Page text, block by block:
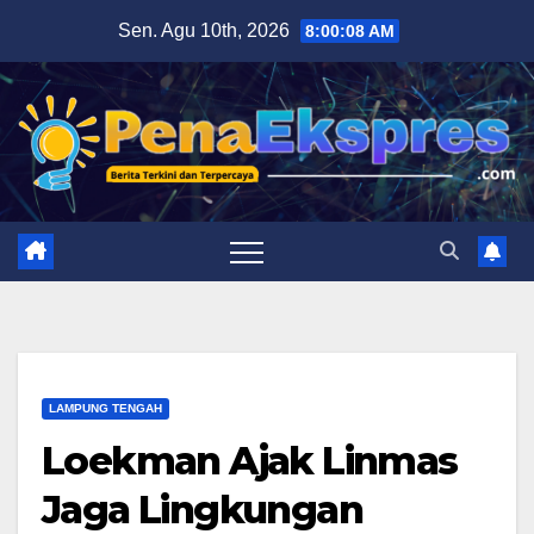
content
Sen. Agu 10th, 2026 8:00:09 AM
LAMPUNG TENGAH
Loekman Ajak Linmas
Jaga Lingkungan